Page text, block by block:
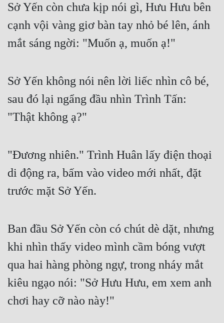
Sở Yến còn chưa kịp nói gì, Hưu Hưu bên
cạnh vội vàng giơ bàn tay nhỏ bé lên, ánh
mắt sáng ngời: "Muốn ạ, muốn ạ!"
Sở Yến không nói nên lời liếc nhìn cô bé,
sau đó lại ngẩng đầu nhìn Trình Tấn:
"Thật không ạ?"
"Đương nhiên." Trình Huân lấy điện thoại
di động ra, bấm vào video mới nhất, đặt
trước mặt Sở Yến.
Ban đầu Sở Yến còn có chút dè dặt, nhưng
khi nhìn thấy video mình cầm bóng vượt
qua hai hàng phòng ngự, trong nháy mắt
kiêu ngạo nói: "Sở Hưu Hưu, em xem anh
chơi hay cỡ nào này!"